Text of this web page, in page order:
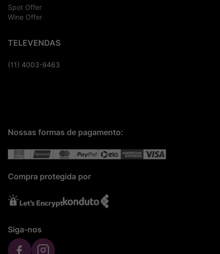
Spot Offer
Wine Offer
TELEVENDAS
(11) 4003-9463
Nossas formas de pagamento:
Compra protegida por
Siga-nos